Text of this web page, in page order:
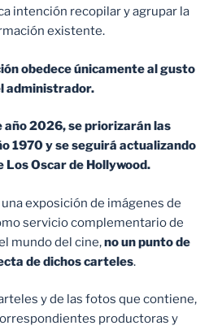
intención recopilar y agrupar la
existente.
obedece únicamente al gusto
administrador.
2026, se priorizarán las
1970 y se seguirá actualizando
Los Oscar de Hollywood.
exposición de imágenes de
servicio complementario de
mundo del cine,no un punto de
de dichos carteles.
y de las fotos que contiene,
productoras y